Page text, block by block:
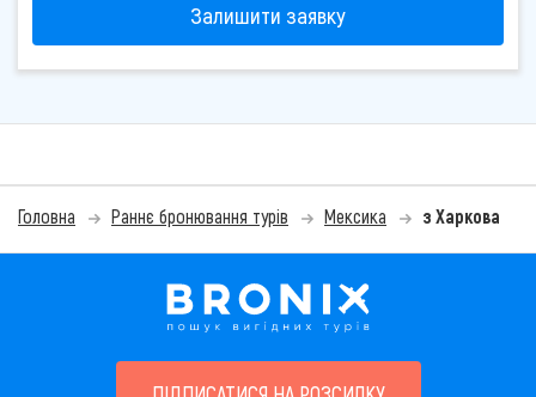
Залишити заявку
Головна Раннє бронювання турів Мексика з Харкова